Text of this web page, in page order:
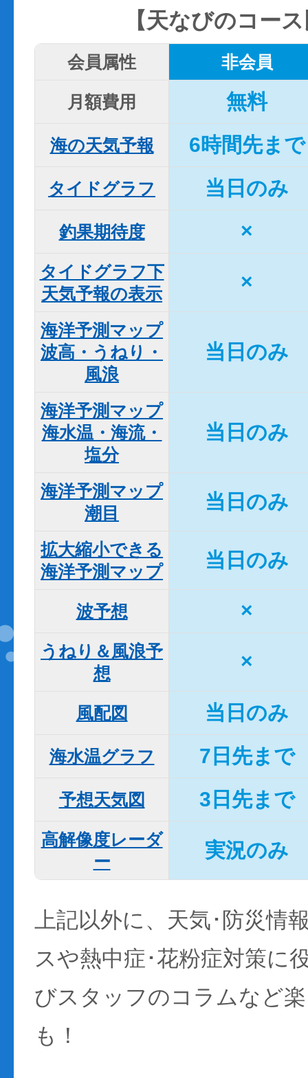
【天なびのコー
会員属性 非会員
月額費用 無料
海の天気予報 6時間先まで
タイドグラフ 当日のみ
釣果期待度 ×
タイドグラフ下
天気予報の表示
×
海洋予測マップ
波高・うねり・
風浪
当日のみ
海洋予測マップ
海水温・海流・
塩分
当日のみ
海洋予測マップ
潮目
当日のみ
拡大縮小できる
海洋予測マップ
当日のみ
波予想 ×
うねり＆風浪予
想
×
風配図 当日のみ
海水温グラフ 7日先まで
予想天気図 3日先まで
高解像度レーダ
ー
実況のみ
上記以外に、天気･防災情
スや熱中症･花粉症対策に
びスタッフのコラムなど
も！